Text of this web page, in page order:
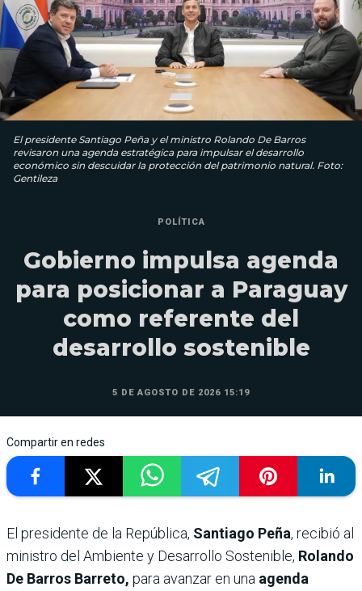
El presidente Santiago Peña y el ministro Rolando De Barros
revisaron una agenda estratégica para impulsar el desarrollo
económico sin descuidar la protección del patrimonio natural. Foto:
Gentileza
POLÍTICA
Gobierno impulsa agenda
para posicionar a Paraguay
como referente del
desarrollo sostenible
5 DE AGOSTO DE 2026 15:19
Compartir en redes
El presidente de la República, Santiago Peña, recibió al
ministro del Ambiente y Desarrollo Sostenible, Rolando
De Barros Barreto, para avanzar en una agenda